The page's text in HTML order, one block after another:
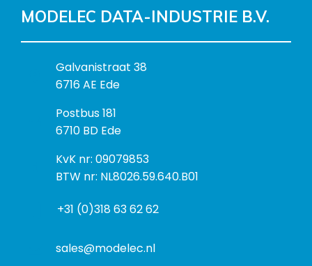
MODELEC DATA-INDUSTRIE B.V.
B
e
o
e
k
a
r
Galvanistraat 38
6716 AE Ede
P
o
t
a
s
Postbus 181
6710 BD Ede
I
n
o
m
KvK nr: 09079853
BTW nr: NL8026.59.640.B01
+31 (0)318 63 62 62
sales@modelec.nl